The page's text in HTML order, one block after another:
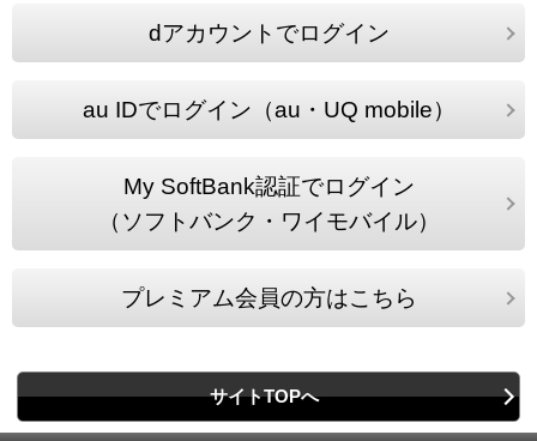
dアカウントでログイン
au IDでログイン（au・UQ mobile）
My SoftBank認証でログイン
（ソフトバンク・ワイモバイル）
プレミアム会員の方はこちら
サイトTOPへ